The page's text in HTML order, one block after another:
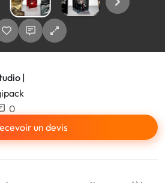
|
0
un devis